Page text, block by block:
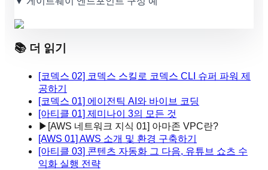
📚 더 읽기
[코덱스 02] 코덱스 스킬로 코덱스 CLI 슈퍼 파워 제
공하기
[코덱스 01] 에이전틱 AI와 바이브 코딩
[아티클 01] 제미나이 3의 모든 것
▶ [AWS 네트워크 지식 01] 아마존 VPC란?
[AWS 01] AWS 소개 및 환경 구축하기
[아티클 03] 콘텐츠 자동화 그 다음, 유튜브 쇼츠 수
익화 실행 전략